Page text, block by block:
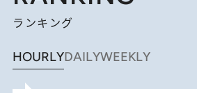
ランキング
HOURLYDAILYWEEKLY